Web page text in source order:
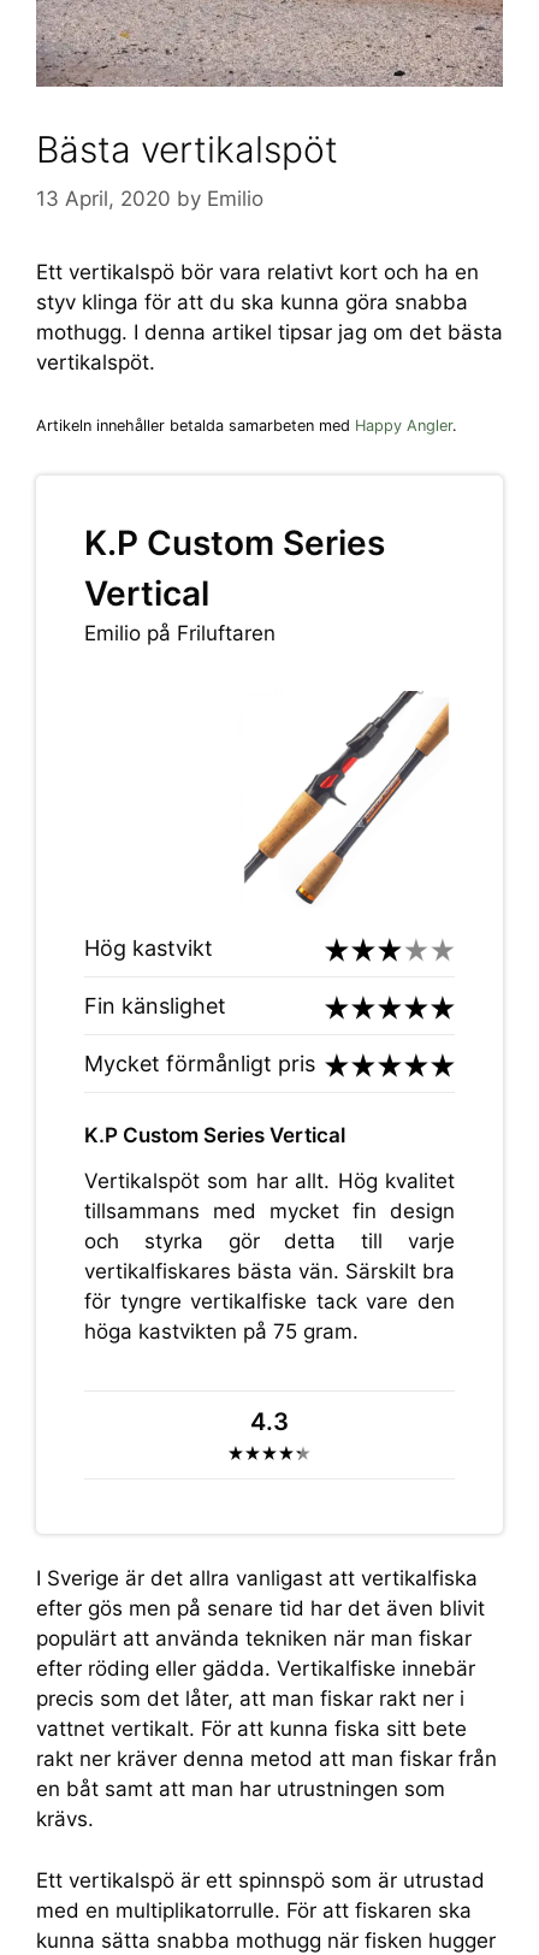
Bästa vertikalspöt
13 April, 2020 by Emilio
Ett vertikalspö bör vara relativt kort och ha en
styv klinga för att du ska kunna göra snabba
mothugg. I denna artikel tipsar jag om det bästa
vertikalspöt.
Artikeln innehåller betalda samarbeten med Happy Angler.
K.P Custom Series
Vertical
Emilio på Friluftaren
Hög kastvikt
Fin känslighet
Mycket förmånligt pris
K.P Custom Series Vertical
Vertikalspöt som har allt. Hög kvalitet
tillsammans med mycket fin design
och styrka gör detta till varje
vertikalfiskares bästa vän. Särskilt bra
för tyngre vertikalfiske tack vare den
höga kastvikten på 75 gram.
4.3
I Sverige är det allra vanligast att vertikalfiska
efter gös men på senare tid har det även blivit
populärt att använda tekniken när man fiskar
efter röding eller gädda. Vertikalfiske innebär
precis som det låter, att man fiskar rakt ner i
vattnet vertikalt. För att kunna fiska sitt bete
rakt ner kräver denna metod att man fiskar från
en båt samt att man har utrustningen som
krävs.
Ett vertikalspö är ett spinnspö som är utrustad
med en multiplikatorrulle. För att fiskaren ska
kunna sätta snabba mothugg när fisken hugger